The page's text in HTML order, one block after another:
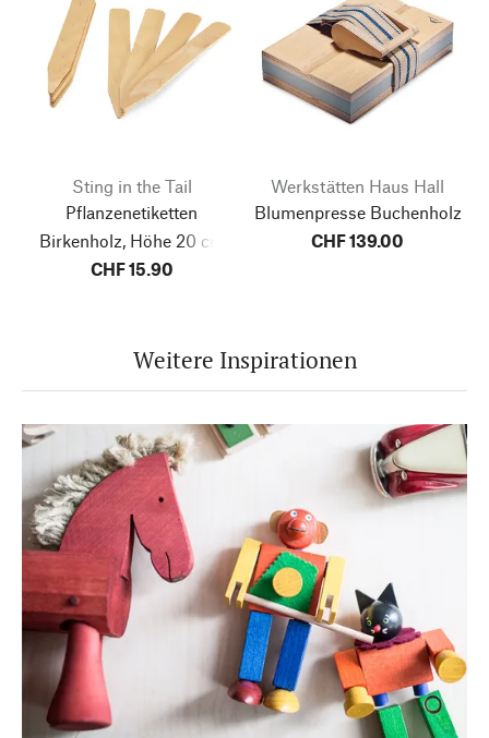
Sting in the Tail
Pflanzenetiketten
Birkenholz, Höhe 20 cm
CHF 15.90
Werkstätten Haus Hall
Blumenpresse Buchenholz
CHF 139.00
Weitere Inspirationen